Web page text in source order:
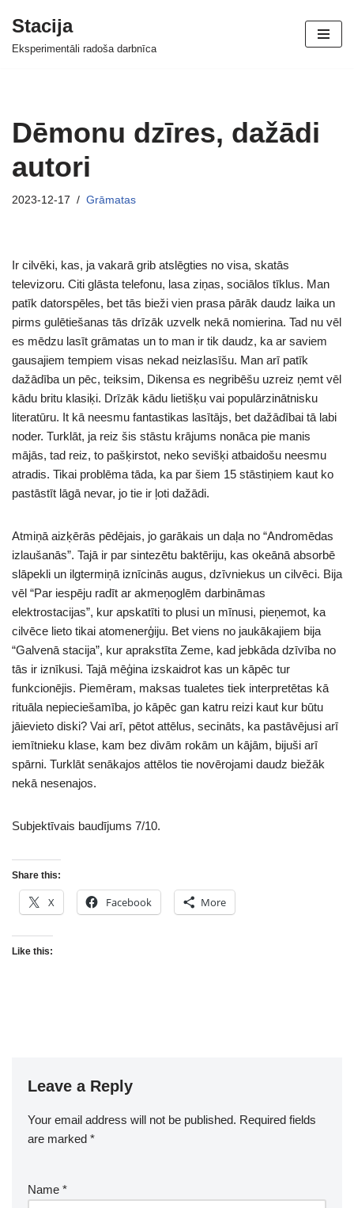
Skip
Stacija
Eksperimentāli radoša darbnīca
Dēmonu dzīres, dažādi
autori
2023-12-17 Grāmatas
Ir cilvēki, kas, ja vakarā grib atslēgties no visa, skatās
televizoru. Citi glāsta telefonu, lasa ziņas, sociālos tīklus. Man
patīk datorspēles, bet tās bieži vien prasa pārāk daudz laika un
pirms gulētiešanas tās drīzāk uzvelk nekā nomierina. Tad nu vēl
es mēdzu lasīt grāmatas un to man ir tik daudz, ka ar saviem
gausajiem tempiem visas nekad neizlasīšu. Man arī patīk
dažādība un pēc, teiksim, Dikensa es negribēšu uzreiz ņemt vēl
kādu britu klasiķi. Drīzāk kādu lietišķu vai populārzinātnisku
literatūru. It kā neesmu fantastikas lasītājs, bet dažādībai tā labi
noder. Turklāt, ja reiz šis stāstu krājums nonāca pie manis
mājās, tad reiz, to pašķirstot, neko sevišķi atbaidošu neesmu
atradis. Tikai problēma tāda, ka par šiem 15 stāstiņiem kaut ko
pastāstīt lāgā nevar, jo tie ir ļoti dažādi.
Atmiņā aizķērās pēdējais, jo garākais un daļa no “Andromēdas
izlaušanās”. Tajā ir par sintezētu baktēriju, kas okeānā absorbē
slāpekli un ilgtermiņā iznīcinās augus, dzīvniekus un cilvēci. Bija
vēl “Par iespēju radīt ar akmeņoglēm darbināmas
elektrostacijas”, kur apskatīti to plusi un mīnusi, pieņemot, ka
cilvēce lieto tikai atomenerģiju. Bet viens no jaukākajiem bija
“Galvenā stacija”, kur aprakstīta Zeme, kad jebkāda dzīvība no
tās ir iznīkusi. Tajā mēģina izskaidrot kas un kāpēc tur
funkcionējis. Piemēram, maksas tualetes tiek interpretētas kā
rituāla nepieciešamība, jo kāpēc gan katru reizi kaut kur būtu
jāievieto diski? Vai arī, pētot attēlus, secināts, ka pastāvējusi arī
iemītnieku klase, kam bez divām rokām un kājām, bijuši arī
spārni. Turklāt senākajos attēlos tie novērojami daudz biežāk
nekā nesenajos.
Subjektīvais baudījums 7/10.
Share this:
X Facebook More
Like this:
Leave a Reply
Your email address will not be published. Required fields
are marked *
Name *